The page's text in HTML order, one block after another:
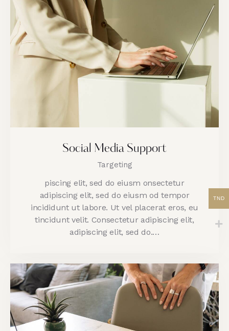
Social Media Support
Targeting
piscing elit, sed do eiusm onsectetur
adipiscing elit, sed do eiusm od tempor
incididunt ut labore. Ut vel placerat eros, eu
tincidunt velit. Consectetur adipiscing elit,
adipiscing elit, sed do.…
TND